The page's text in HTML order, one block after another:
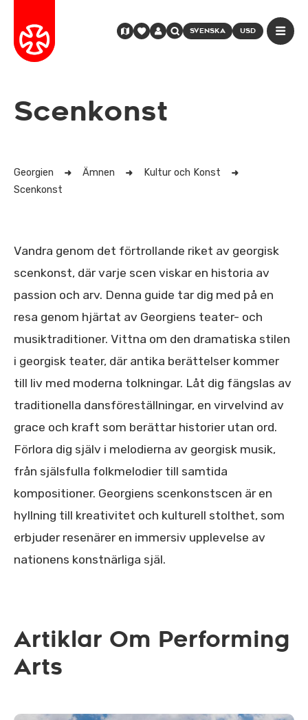
SVENSKA USD
Scenkonst
Georgien Ämnen
Kultur och Konst
Scenkonst
Vandra genom det förtrollande riket av georgisk
scenkonst, där varje scen viskar en historia av
passion och arv. Denna guide tar dig med på en
resa genom hjärtat av Georgiens teater- och
musiktraditioner. Vittna om den dramatiska stilen
i georgisk teater, där antika berättelser kommer
till liv med moderna tolkningar. Låt dig fängslas av
traditionella dansföreställningar, en virvelvind av
grace och kraft som berättar historier utan ord.
Förlora dig själv i melodierna av georgisk musik,
från själsfulla folkmelodier till samtida
kompositioner. Georgiens scenkonstscen är en
hyllning till kreativitet och kulturell stolthet, som
erbjuder resenärer en immersiv upplevelse av
nationens konstnärliga själ.
Artiklar Om Performing
Arts